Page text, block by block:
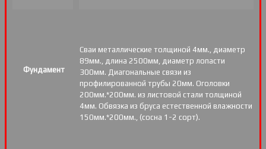
Фундамент
Сваи металлические толщиной 4мм., диаметр
89мм., длина 2500мм, диаметр лопасти
300мм. Диагональные связи из
профилированной трубы 20мм. Оголовки
200мм.*200мм. из листовой стали толщиной
4мм. Обвязка из бруса естественной влажности
150мм.*200мм., (сосна 1-2 сорт).